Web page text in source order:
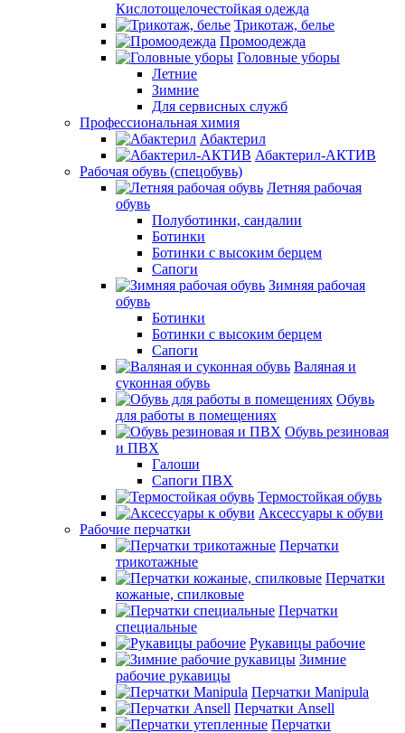
Кислотощелочестойкая одежда
Трикотаж, белье
Промоодежда
Головные уборы
Летние
Зимние
Для сервисных служб
Профессиональная химия
Абактерил
Абактерил-АКТИВ
Рабочая обувь (спецобувь)
Летняя рабочая
обувь
Полуботинки, сандалии
Ботинки
Ботинки с высоким берцем
Сапоги
Зимняя рабочая
обувь
Ботинки
Ботинки с высоким берцем
Сапоги
Валяная и
суконная обувь
Обувь
для работы в помещениях
Обувь резиновая
и ПВХ
Галоши
Сапоги ПВХ
Термостойкая обувь
Аксессуары к обуви
Рабочие перчатки
Перчатки
трикотажные
Перчатки
кожаные, спилковые
Перчатки
специальные
Рукавицы рабочие
Зимние
рабочие рукавицы
Перчатки Manipula
Перчатки Ansell
Перчатки